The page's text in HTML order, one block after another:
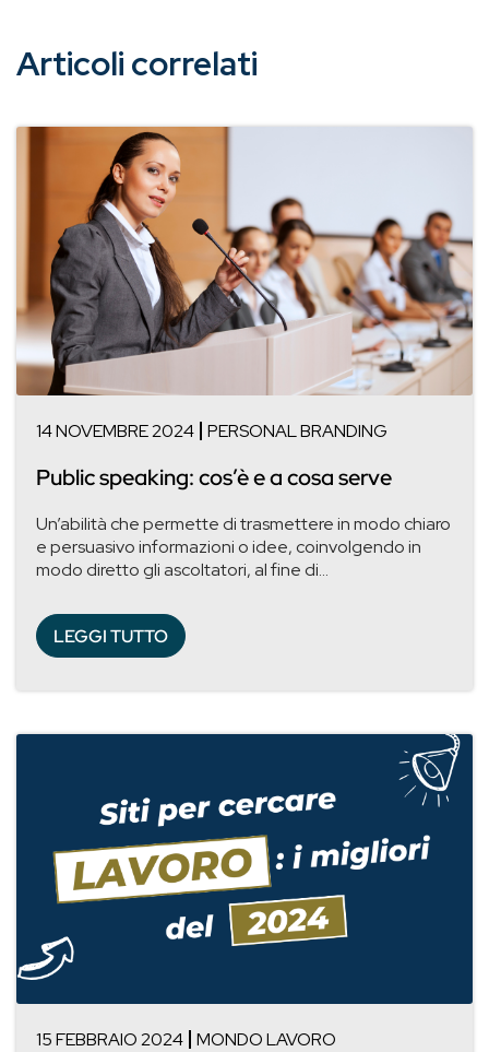
Articoli correlati
14 NOVEMBRE 2024 PERSONAL BRANDING
Public speaking: cos’è e a cosa serve
Un’abilità che permette di trasmettere in modo chiaro
e persuasivo informazioni o idee, coinvolgendo in
modo diretto gli ascoltatori, al fine di...
LEGGI TUTTO
15 FEBBRAIO 2024 MONDO LAVORO